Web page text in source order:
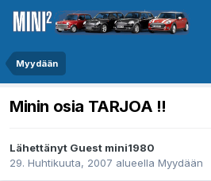
Myydään
Minin osia TARJOA !!
Lähettänyt Guest mini1980
29. Huhtikuuta, 2007 alueella Myydään